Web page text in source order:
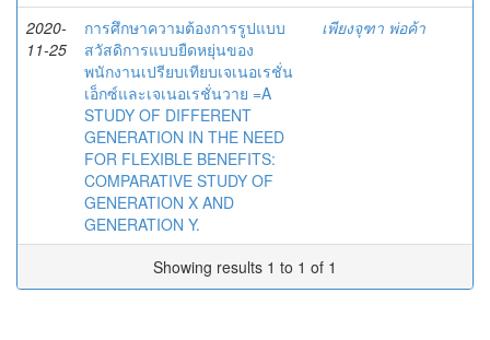
2020-
11-25
การศึกษาความต้องการรูปแบบ
สวัสดิการแบบยืดหยุ่นของ
พนักงานเปรียบเทียบเจเนอเรชั่น
เอ็กซ์และเจเนอเรชั่นวาย =A
STUDY OF DIFFERENT
GENERATION IN THE NEED
FOR FLEXIBLE BENEFITS:
COMPARATIVE STUDY OF
GENERATION X AND
GENERATION Y.
เพียงจุฑา พ่อค้า
Showing results 1 to 1 of 1